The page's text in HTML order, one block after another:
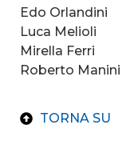
Edo Orlandini
Luca Melioli
Mirella Ferri
Roberto Manini
TORNA SU